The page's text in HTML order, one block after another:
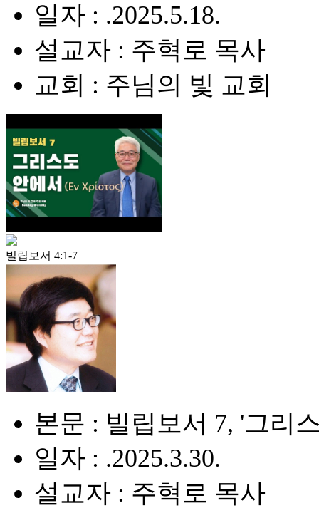
일자 : .2025.5.18.
설교자 : 주혁로 목사
교회 : 주님의 빛 교회
빌립보서 4:1-7
본문 : 빌립보서 7, '그리
일자 : .2025.3.30.
설교자 : 주혁로 목사